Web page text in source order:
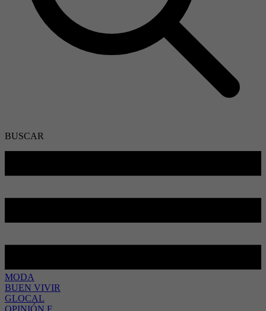
BUSCAR
MODA
BUEN VIVIR
GLOCAL
OPINIÓN F